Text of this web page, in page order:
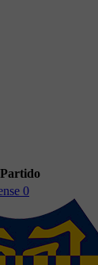
Partido
0